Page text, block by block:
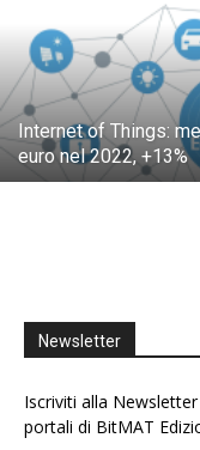
Internet of Things:
euro nel 2022, +13%
Newsletter
Iscriviti alla
portali di BitMAT